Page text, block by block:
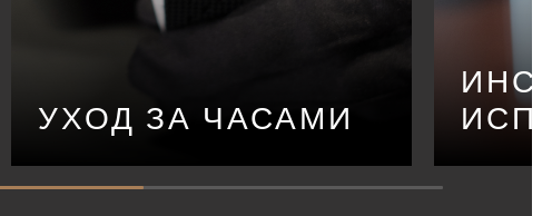
УХОД ЗА ЧАСАМИ